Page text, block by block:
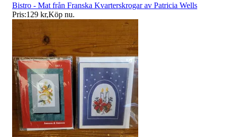
Bistro - Mat från Franska Kvarterskrogar av Patricia Wells
Pris:129 kr,Köp nu.